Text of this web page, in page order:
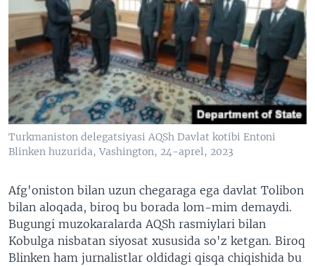
Turkmaniston delegatsiyasi AQSh Davlat kotibi Entoni
Blinken huzurida, Vashington, 24-aprel, 2023
Afg'oniston bilan uzun chegaraga ega davlat Tolibon
bilan aloqada, biroq bu borada lom-mim demaydi.
Bugungi muzokaralarda AQSh rasmiylari bilan
Kobulga nisbatan siyosat xususida so'z ketgan. Biroq
Blinken ham jurnalistlar oldidagi qisqa chiqishida bu